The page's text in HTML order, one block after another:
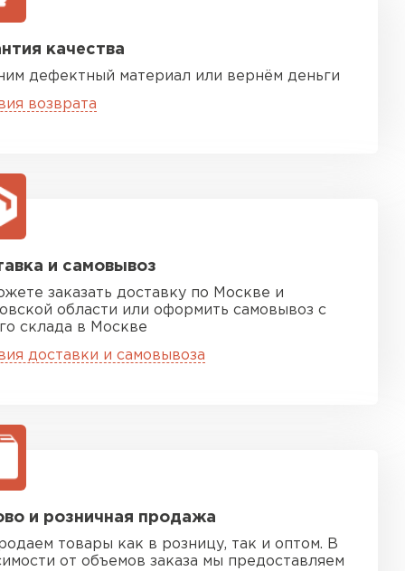
качества
дефектный материал или вернём деньги
возврата
и самовывоз
заказать доставку по Москве и
области или оформить самовывоз с
склада в Москве
доставки и самовывоза
и розничная продажа
товары как в розницу, так и оптом. В
от объемов заказа мы предоставляем
черепица